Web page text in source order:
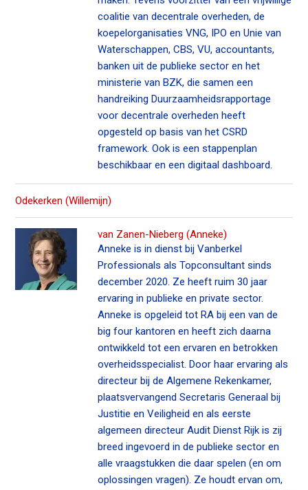
coalitie van decentrale overheden, de
koepelorganisaties VNG, IPO en Unie van
Waterschappen, CBS, VU, accountants,
banken uit de publieke sector en het
ministerie van BZK, die samen een
handreiking Duurzaamheidsrapportage
voor decentrale overheden heeft
opgesteld op basis van het CSRD
framework. Ook is een stappenplan
beschikbaar en een digitaal dashboard.
Odekerken (Willemijn)
van Zanen-Nieberg (Anneke)
Anneke is in dienst bij Vanberkel
Professionals als Topconsultant sinds
december 2020. Ze heeft ruim 30 jaar
ervaring in publieke en private sector.
Anneke is opgeleid tot RA bij een van de
big four kantoren en heeft zich daarna
ontwikkeld tot een ervaren en betrokken
overheidsspecialist. Door haar ervaring als
directeur bij de Algemene Rekenkamer,
plaatsvervangend Secretaris Generaal bij
Justitie en Veiligheid en als eerste
algemeen directeur Audit Dienst Rijk is zij
breed ingevoerd in de publieke sector en
alle vraagstukken die daar spelen (en om
oplossingen vragen). Ze houdt ervan om,